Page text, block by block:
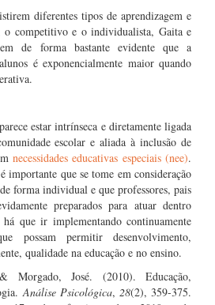
diferentes tipos de aprendizagem e
o competitivo e o individualista, Gaita e
de forma bastante evidente que a
é exponencialmente maior quando
estar intrínseca e diretamente ligada
escolar e aliada à inclusão de
necessidades educativas especiais (nee).
importante que se tome em consideração
forma individual e que professores, pais
preparados para atuar dentro
que ir implementando continuamente
possam permitir desenvolvimento,
qualidade na educação e no ensino.
Morgado, José. (2010). Educação,
Análise Psicológica, 28(2), 359-375.